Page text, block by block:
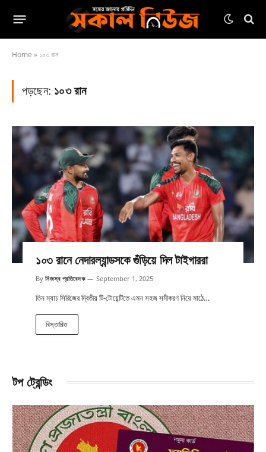
Home » ১০৩ রান
পড়ছেন: ১০৩ রান
১০৩ রানে নেদারল্যান্ডসকে গুঁড়িয়ে দিল টাইগাররা
By নিজস্ব প্রতিবেদক September 1, 2025
তিন ম্যাচ সিরিজের দ্বিতীয় টি-টোয়েন্টিতে এমন সহজ সমীকরণ নিয়ে মাঠে…
বিস্তারিত
টপ ট্রেন্ডিং